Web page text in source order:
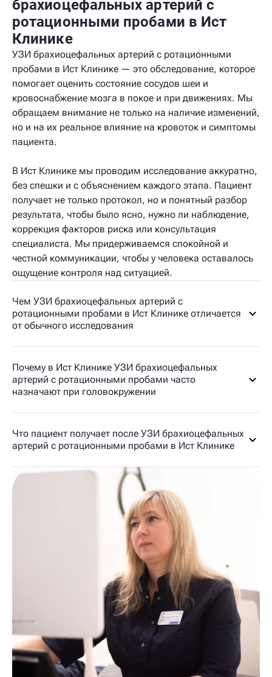
брахиоцефальных артерий с
ротационными пробами в Ист
Клинике
УЗИ брахиоцефальных артерий с ротационными
пробами в Ист Клинике — это обследование, которое
помогает оценить состояние сосудов шеи и
кровоснабжение мозга в покое и при движениях. Мы
обращаем внимание не только на наличие изменений,
но и на их реальное влияние на кровоток и симптомы
пациента.
В Ист Клинике мы проводим исследование аккуратно,
без спешки и с объяснением каждого этапа. Пациент
получает не только протокол, но и понятный разбор
результата, чтобы было ясно, нужно ли наблюдение,
коррекция факторов риска или консультация
специалиста. Мы придерживаемся спокойной и
честной коммуникации, чтобы у человека оставалось
ощущение контроля над ситуацией.
Чем УЗИ брахиоцефальных артерий с
ротационными пробами в Ист Клинике отличается
от обычного исследования
Почему в Ист Клинике УЗИ брахиоцефальных
артерий с ротационными пробами часто
назначают при головокружении
Что пациент получает после УЗИ брахиоцефальных
артерий с ротационными пробами в Ист Клинике